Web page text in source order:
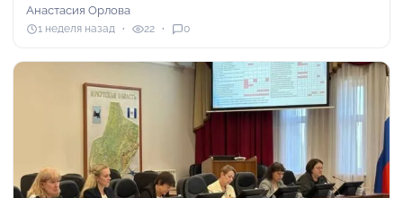
Анастасия Орлова
1 неделя назад 22 0